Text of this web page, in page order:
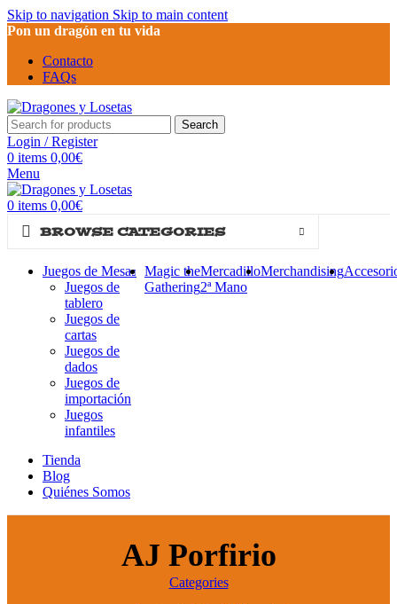
Skip to navigation Skip to main content
Pon un dragón en tu vida
Contacto
FAQs
Search
Login / Register
0 items 0,00€
Menu
0 items 0,00€
BROWSE CATEGORIES
Juegos de Mesa
Juegos de
tablero
Juegos de
cartas
Juegos de
dados
Juegos de
importación
Juegos
infantiles
Magic the
Gathering
Mercadillo
2ª Mano
Merchandising
Tienda
Blog
Quiénes Somos
AJ Porfirio
Categories